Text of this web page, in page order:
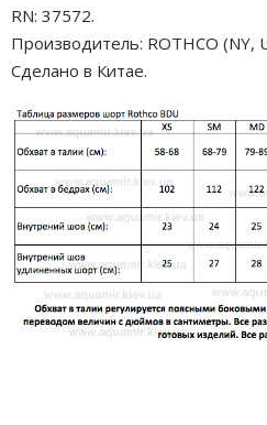
RN: 37572.
Производитель: ROTHCO (NY,
Сделано в Китае.